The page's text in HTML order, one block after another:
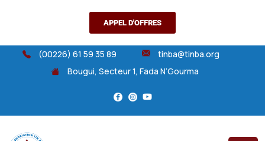
APPEL D'OFFRES
(00226) 61 59 35 89
tinba@tinba.org
Bougui, Secteur 1, Fada N’Gourma